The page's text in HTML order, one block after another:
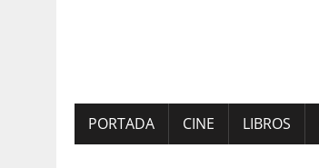
PORTADA CINE LIBROS